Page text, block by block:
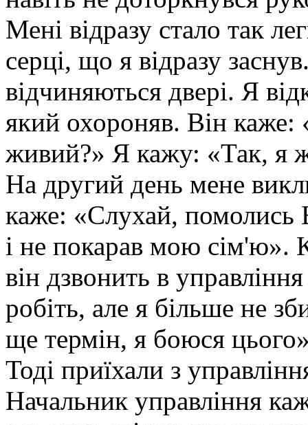
Мені відразу стало так
серці, що я відразу
відчиняються двері. Я
який охороняв. Він
живий?» Я кажу: «Так, я
На другий день мене
каже: «Слухай, помолись
і не покарав мою сім'ю».
він дзвонить в
робіть, але я більше не
ще термін, я боюся
Тоді приїхали з
Начальник управління